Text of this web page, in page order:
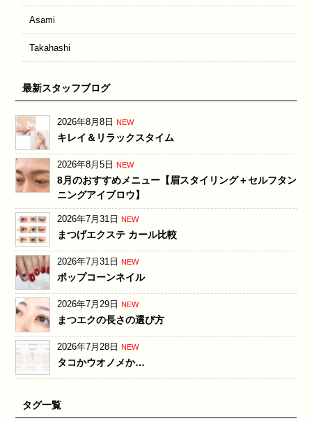
Asami
Takahashi
最新スタッフブログ
2026年8月8日 NEW
キレイ＆リラックスタイム
2026年8月5日 NEW
8月のおすすめメニュー【眉スタイリング＋セルフタン
ニングアイブロウ】
2026年7月31日 NEW
まつげエクステ カール比較
2026年7月31日 NEW
ポップコーンネイル
2026年7月29日 NEW
まつエクの長さの選び方
2026年7月28日 NEW
タコかウオノメか…
タグ一覧